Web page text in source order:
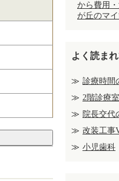
から費用
が丘のマ
よく読ま
診療時間
2階診療
院長交代
改装工事
小児歯科